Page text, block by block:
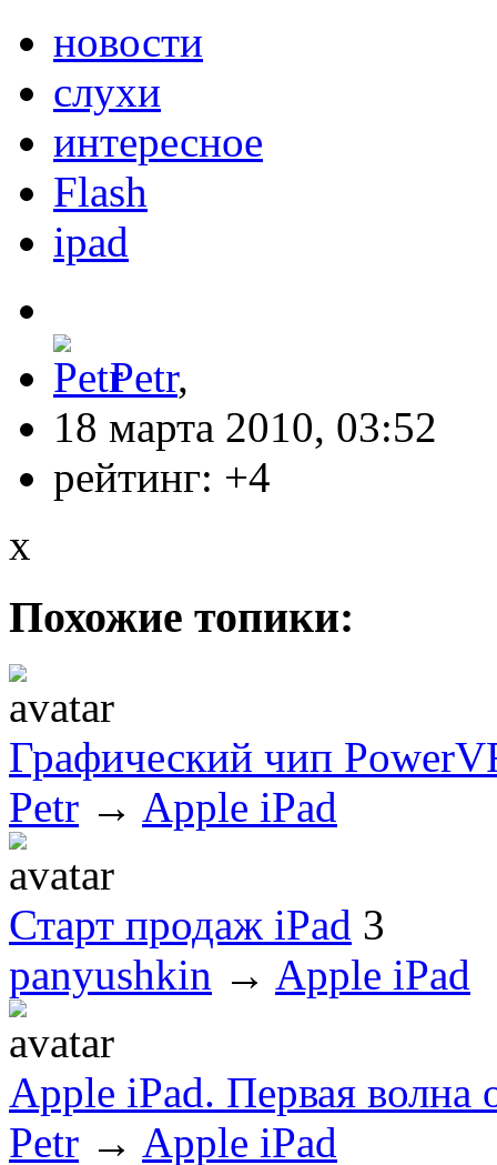
новости
слухи
интересное
Flash
ipad
Petr,
18 марта 2010, 03:52
рейтинг: +4
x
Похожие топики:
Графический чип
Petr → Apple iPad
Старт продаж iPad 3
panyushkin → Apple iPad
Apple iPad. Первая волна
Petr → Apple iPad